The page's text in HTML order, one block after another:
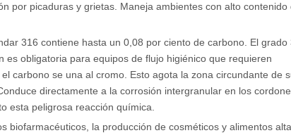
por picaduras y grietas. Maneja ambientes con alto contenido
316 contiene hasta un 0,08 por ciento de carbono. El grado
obligatoria para equipos de flujo higiénico que requieren
carbono se una al cromo. Esto agota la zona circundante de
directamente a la corrosión intergranular en los
esta peligrosa reacción química.
biofarmacéuticos, la producción de cosméticos y alimentos